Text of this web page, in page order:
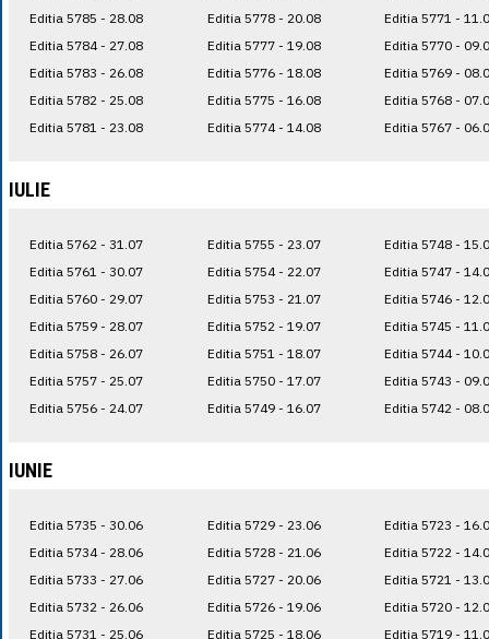
Editia 5785 - 28.08
Editia 5784 - 27.08
Editia 5783 - 26.08
Editia 5782 - 25.08
Editia 5781 - 23.08
Editia 5778 - 20.08
Editia 5777 - 19.08
Editia 5776 - 18.08
Editia 5775 - 16.08
Editia 5774 - 14.08
Editia 5771 -
Editia 5770 -
Editia 5769 -
Editia 5768 -
Editia 5767 -
IULIE
Editia 5762 - 31.07
Editia 5761 - 30.07
Editia 5760 - 29.07
Editia 5759 - 28.07
Editia 5758 - 26.07
Editia 5757 - 25.07
Editia 5756 - 24.07
Editia 5755 - 23.07
Editia 5754 - 22.07
Editia 5753 - 21.07
Editia 5752 - 19.07
Editia 5751 - 18.07
Editia 5750 - 17.07
Editia 5749 - 16.07
Editia 5748 -
Editia 5747 -
Editia 5746 -
Editia 5745 -
Editia 5744 -
Editia 5743 -
Editia 5742 -
IUNIE
Editia 5735 - 30.06
Editia 5734 - 28.06
Editia 5733 - 27.06
Editia 5732 - 26.06
Editia 5731 - 25.06
Editia 5729 - 23.06
Editia 5728 - 21.06
Editia 5727 - 20.06
Editia 5726 - 19.06
Editia 5725 - 18.06
Editia 5723 -
Editia 5722 -
Editia 5721 -
Editia 5720 -
Editia 5719 -